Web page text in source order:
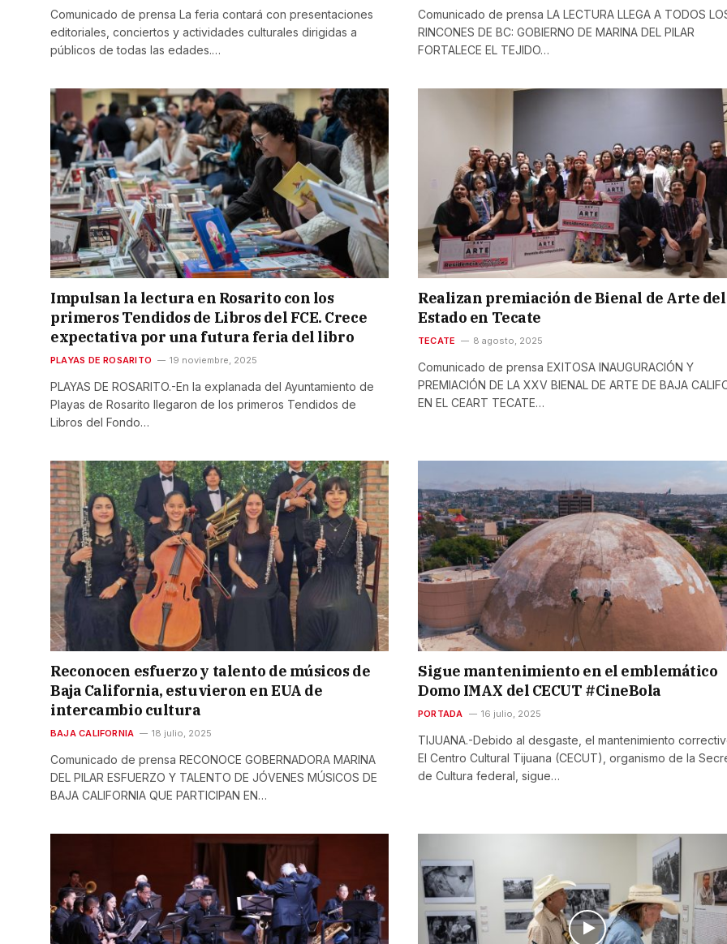
Comunicado de prensa La feria contará con presentaciones
editoriales, conciertos y actividades culturales dirigidas a
públicos de todas las edades.…
Comunicado de prensa LA LECTURA LLEGA A TODOS
RINCONES DE BC: GOBIERNO DE MARINA DEL PILAR
FORTALECE EL TEJIDO…
Impulsan la lectura en Rosarito con los
primeros Tendidos de Libros del FCE. Crece
expectativa por una futura feria del libro
PLAYAS DE ROSARITO 19 noviembre, 2025
PLAYAS DE ROSARITO.-En la explanada del Ayuntamiento de
Playas de Rosarito llegaron de los primeros Tendidos de
Libros del Fondo…
Realizan premiación de Bienal de Arte del
Estado en Tecate
TECATE 8 agosto, 2025
Comunicado de prensa EXITOSA INAUGURACIÓN Y
PREMIACIÓN DE LA XXV BIENAL DE ARTE DE BAJA
EN EL CEART TECATE…
Reconocen esfuerzo y talento de músicos de
Baja California, estuvieron en EUA de
intercambio cultura
BAJA CALIFORNIA 18 julio, 2025
Comunicado de prensa RECONOCE GOBERNADORA MARINA
DEL PILAR ESFUERZO Y TALENTO DE JÓVENES MÚSICOS DE
BAJA CALIFORNIA QUE PARTICIPAN EN…
Sigue mantenimiento en el emblemático
Domo IMAX del CECUT #CineBola
PORTADA 16 julio, 2025
TIJUANA.-Debido al desgaste, el mantenimiento
El Centro Cultural Tijuana (CECUT), organismo de la
de Cultura federal, sigue…